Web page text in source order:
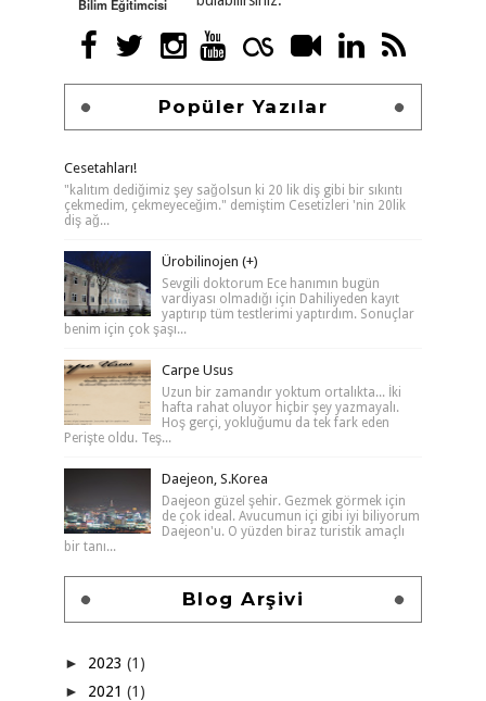
Bilim Eğitimcisi
Popüler Yazılar
Cesetahları!
"kalıtım dediğimiz şey sağolsun ki 20 lik diş gibi bir sıkıntı
çekmedim, çekmeyeceğim." demiştim Cesetizleri 'nin 20lik
diş ağ...
Ürobilinojen (+)
Sevgili doktorum Ece hanımın bugün
vardiyası olmadığı için Dahiliyeden kayıt
yaptırıp tüm testlerimi yaptırdım. Sonuçlar
benim için çok şaşı...
Carpe Usus
Uzun bir zamandır yoktum ortalıkta... İki
hafta rahat oluyor hiçbir şey yazmayalı.
Hoş gerçi, yokluğumu da tek fark eden
Perişte oldu. Teş...
Daejeon, S.Korea
Daejeon güzel şehir. Gezmek görmek için
de çok ideal. Avucumun içi gibi iyi biliyorum
Daejeon'u. O yüzden biraz turistik amaçlı
bir tanı...
Blog Arşivi
► 2023 (1)
► 2021 (1)